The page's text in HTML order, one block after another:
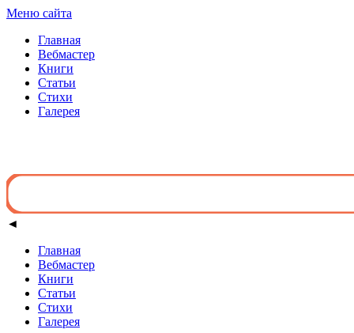
Меню сайта
Главная
Вебмастер
Книги
Статьи
Стихи
Галерея
◄
Главная
Вебмастер
Книги
Статьи
Стихи
Галерея